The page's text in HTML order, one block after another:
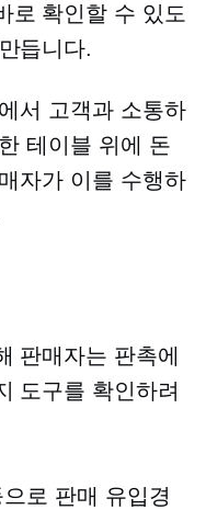
로 확인할 수 있도
듭니다.
서 고객과 소통하
테이블 위에 돈
자가 이를 수행하
판매자는 판촉에
도구를 확인하려
로 판매 유입경